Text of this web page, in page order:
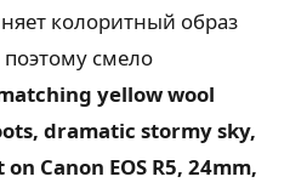
колоритный образ
смело
yellow wool
dramatic stormy sky,
Canon EOS R5, 24mm,